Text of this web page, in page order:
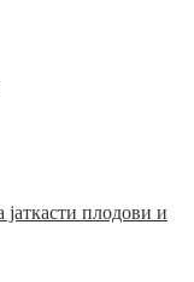
плодови и